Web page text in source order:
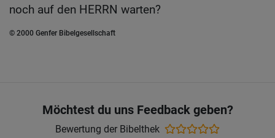
noch auf den HERRN warten?
© 2000 Genfer Bibelgesellschaft
Möchtest du uns Feedback geben?
Bewertung der Bibelthek